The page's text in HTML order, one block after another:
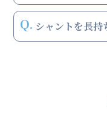
シャントを長持